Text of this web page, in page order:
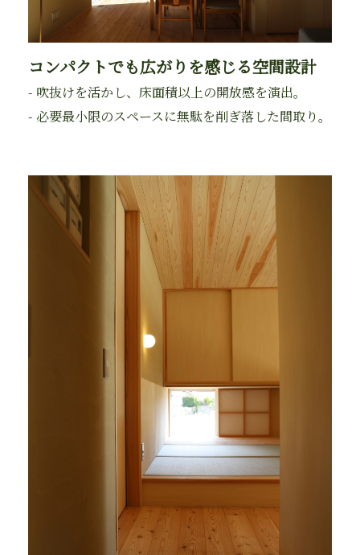
コンパクトでも広がりを感じる空間設計
- 吹抜けを活かし、床面積以上の開放感を演出。
- 必要最小限のスペースに無駄を削ぎ落した間取り。